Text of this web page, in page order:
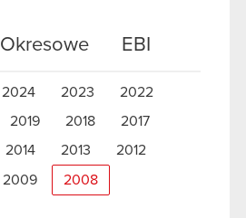
Okresowe EBI
2024 2023
2022
2019 2018
2017
2014 2013 2012
2009 2008